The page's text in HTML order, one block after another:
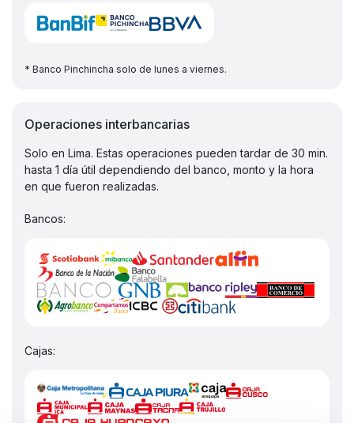
* Banco Pinchincha solo de lunes a viernes.
Operaciones interbancarias
Solo en Lima. Estas operaciones pueden tardar de 30 min.
hasta 1 día útil dependiendo del banco, monto y la hora
en que fueron realizadas.
Bancos:
Cajas: